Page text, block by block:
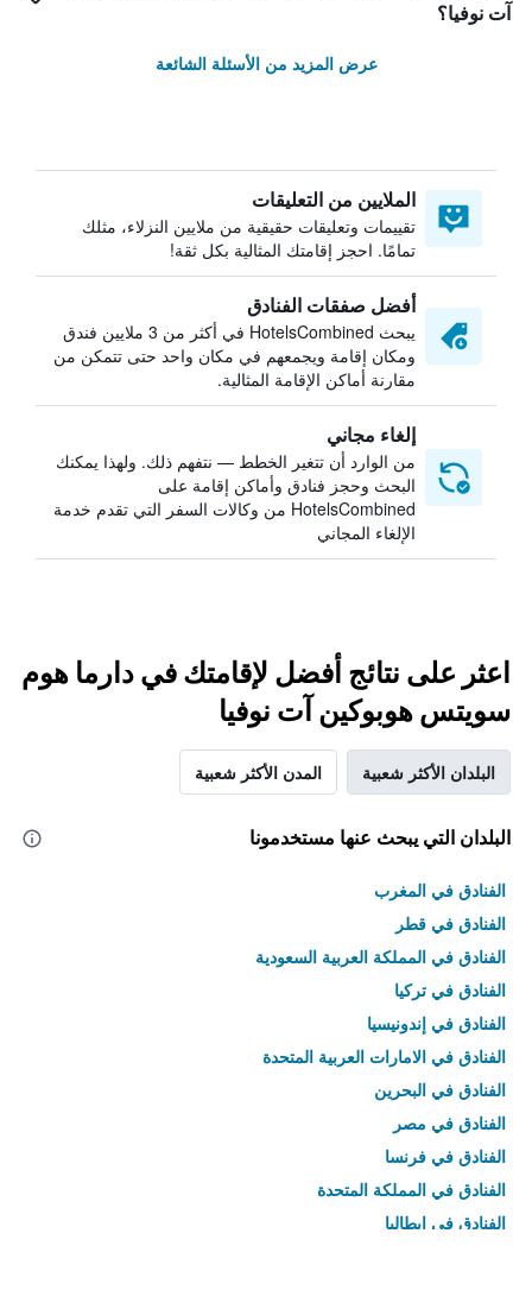
آت نوفيا؟
عرض المزيد من الأسئلة الشائعة
الملايين من التعليقات
تقييمات وتعليقات حقيقية من ملايين النزلاء، مثلك
تمامًا. احجز إقامتك المثالية بكل ثقة!
أفضل صفقات الفنادق
يبحث HotelsCombined في أكثر من 3 ملايين فندق
ومكان إقامة ويجمعهم في مكان واحد حتى تتمكن من
مقارنة أماكن الإقامة المثالية.
إلغاء مجاني
من الوارد أن تتغير الخطط — نتفهم ذلك. ولهذا يمكنك
البحث وحجز فنادق وأماكن إقامة على
HotelsCombined من وكالات السفر التي تقدم خدمة
الإلغاء المجاني
اعثر على نتائج أفضل لإقامتك في دارما هوم
سويتس هوبوكين آت نوفيا
البلدان الأكثر شعبية المدن الأكثر شعبية
البلدان التي يبحث عنها مستخدمونا
الفنادق في المغرب
الفنادق في قطر
الفنادق في المملكة العربية السعودية
الفنادق في تركيا
الفنادق في إندونيسيا
الفنادق في الامارات العربية المتحدة
الفنادق في البحرين
الفنادق في مصر
الفنادق في فرنسا
الفنادق في المملكة المتحدة
الفنادق في إيطاليا